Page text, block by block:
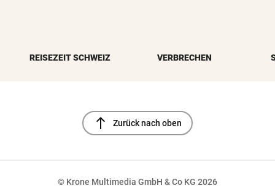
REISEZEIT SCHWEIZ VERBRECHEN
north Zurück nach oben
© Krone Multimedia GmbH & Co KG 2026